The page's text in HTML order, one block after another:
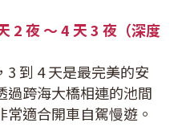
2 夜 ～ 4 天 3 夜（深度
3 到 4 天是最完美的安
過跨海大橋相連的池間
適合開車自駕慢遊。